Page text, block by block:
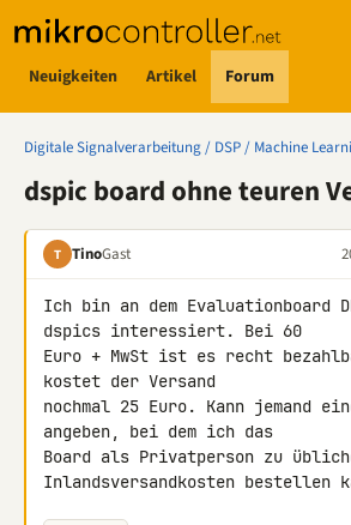
Neuigkeiten Artikel Forum
Digitale Signalverarbeitung / DSP / Machine
dspic board ohne teuren
T TinoGast
Ich bin an dem Evaluationboard
dspics interessiert. Bei 60
Euro + MwSt ist es recht
kostet der Versand
nochmal 25 Euro. Kann jemand
angeben, bei dem ich das
Board als Privatperson zu
Inlandsversandkosten bestellen